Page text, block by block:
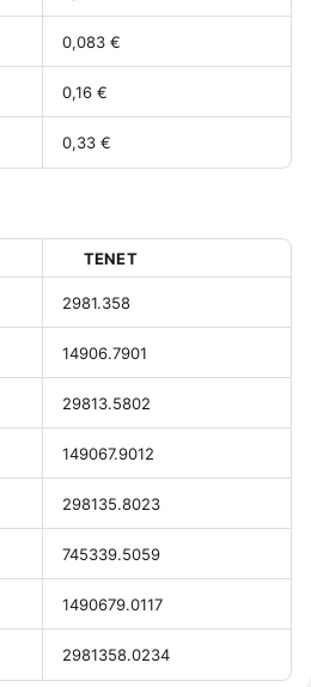
0,083 €
0,16 €
0,33 €
TENET
2981.358
14906.7901
29813.5802
149067.9012
298135.8023
745339.5059
1490679.0117
2981358.0234